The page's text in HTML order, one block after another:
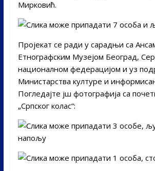
Мирковић.
Пројекат се ради у сарадњи са
Етнографским Музејом Београд,
националном федерацијом и уз
Министарства културе и
Погледајте јш фотографија са
„Српског колас“: